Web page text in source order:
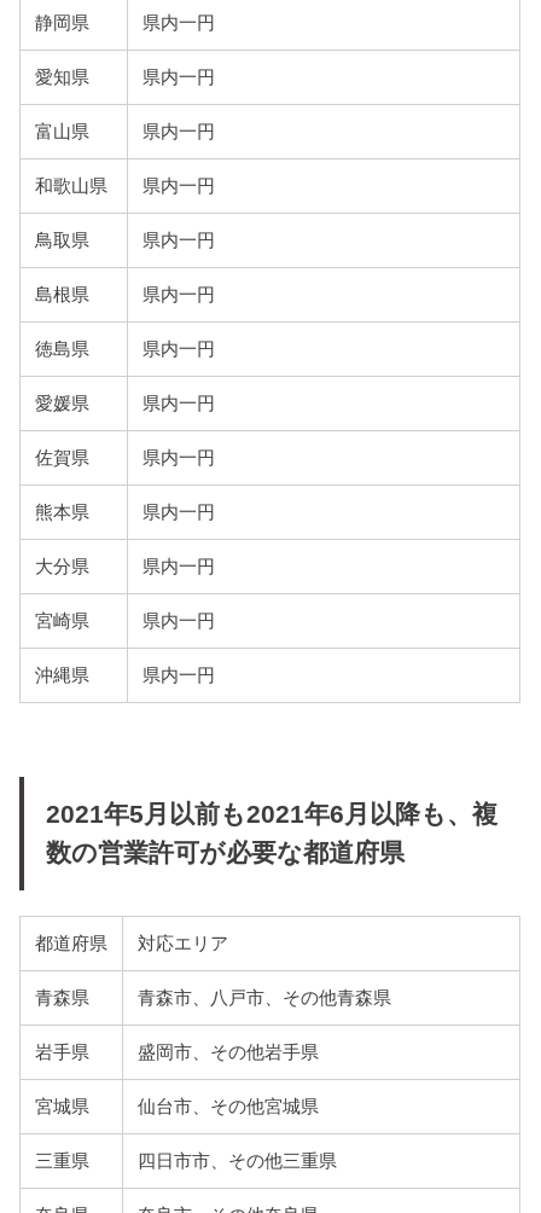
静岡県 県内一円
愛知県 県内一円
富山県 県内一円
和歌山県 県内一円
鳥取県 県内一円
島根県 県内一円
徳島県 県内一円
愛媛県 県内一円
佐賀県 県内一円
熊本県 県内一円
大分県 県内一円
宮崎県 県内一円
沖縄県 県内一円
2021年5月以前も2021年6月以降も、複
数の営業許可が必要な都道府県
都道府県 対応エリア
青森県 青森市、八戸市、その他青森県
岩手県 盛岡市、その他岩手県
宮城県 仙台市、その他宮城県
三重県 四日市市、その他三重県